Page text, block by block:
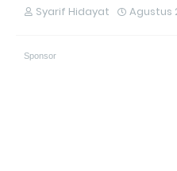
Syarif Hidayat Agustus
Sponsor